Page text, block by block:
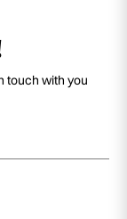
touch with you